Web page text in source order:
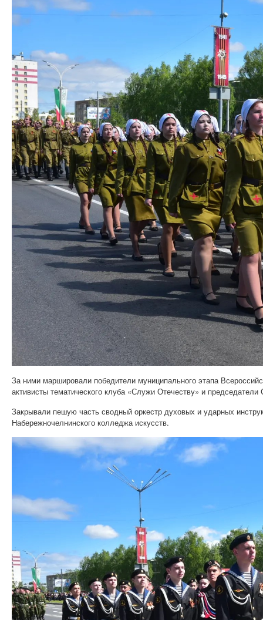
За ними маршировали победители муниципального этапа
активисты тематического клуба «Служи Отечеству» и
Закрывали пешую часть сводный оркестр духовых и ударных
Набережночелнинского колледжа искусств.